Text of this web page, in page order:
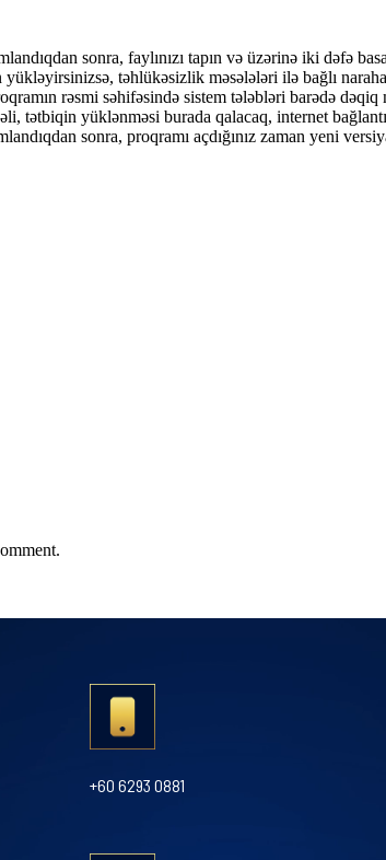
sonra, faylınızı tapın və üzərinə iki dəfə
yükləyirsinizsə, təhlükəsizlik məsələləri ilə bağlı
rəsmi səhifəsində sistem tələbləri barədə
tətbiqin yüklənməsi burada qalacaq, internet
sonra, proqramı açdığınız zaman yeni
+60 6293 0881